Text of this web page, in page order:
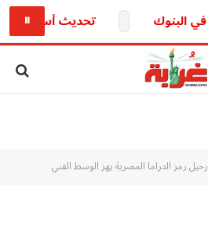
تحديث أسعار الذهب اليوم في الجزائر الأحد 9
⏸
رحيل رمز الدراما المصرية يهز الوسط الفني